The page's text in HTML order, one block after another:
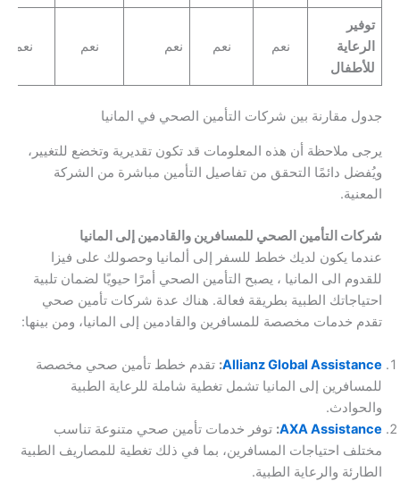
توفير
الرعاية
للأطفال
نعم نعم نعم نعم نعم
جدول مقارنة بين شركات التأمين الصحي في المانيا
يرجى ملاحظة أن هذه المعلومات قد تكون تقديرية وتخضع للتغيير،
ويُفضل دائمًا التحقق من تفاصيل التأمين مباشرة من الشركة
المعنية.
شركات التأمين الصحي للمسافرين والقادمين إلى المانيا
عندما يكون لديك خطط للسفر إلى ألمانيا وحصولك على فيزا
للقدوم الى المانيا ، يصبح التأمين الصحي أمرًا حيويًا لضمان تلبية
احتياجاتك الطبية بطريقة فعالة. هناك عدة شركات تأمين صحي
تقدم خدمات مخصصة للمسافرين والقادمين إلى المانيا، ومن بينها:
Allianz Global Assistance
: تقدم خطط تأمين صحي مخصصة
للمسافرين إلى المانيا تشمل تغطية شاملة للرعاية الطبية
والحوادث.
AXA Assistance
: توفر خدمات تأمين صحي متنوعة تناسب
مختلف احتياجات المسافرين، بما في ذلك تغطية للمصاريف الطبية
الطارئة والرعاية الطبية.